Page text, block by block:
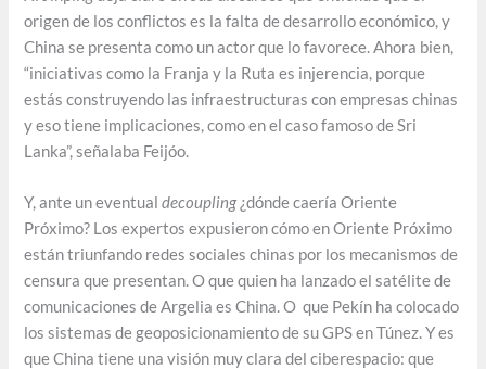
origen de los conflictos es la falta de desarrollo económico, y
China se presenta como un actor que lo favorece. Ahora bien,
“iniciativas como la Franja y la Ruta es injerencia, porque
estás construyendo las infraestructuras con empresas chinas
y eso tiene implicaciones, como en el caso famoso de Sri
Lanka”, señalaba Feijóo.
Y, ante un eventualdecoupling¿dónde caería Oriente
Próximo? Los expertos expusieron cómo en Oriente Próximo
están triunfando redes sociales chinas por los mecanismos de
censura que presentan. O que quien ha lanzado el satélite de
comunicaciones de Argelia es China. O que Pekín ha colocado
los sistemas de geoposicionamiento de su GPS en Túnez. Y es
que China tiene una visión muy clara del ciberespacio: que